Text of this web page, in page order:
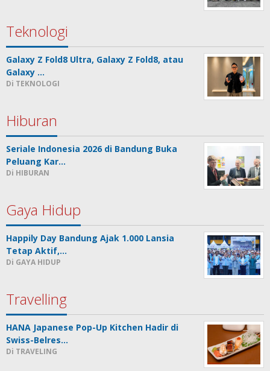
Teknologi
Galaxy Z Fold8 Ultra, Galaxy Z Fold8, atau
Galaxy …
Di TEKNOLOGI
Hiburan
Seriale Indonesia 2026 di Bandung Buka
Peluang Kar…
Di HIBURAN
Gaya Hidup
Happily Day Bandung Ajak 1.000 Lansia
Tetap Aktif,…
Di GAYA HIDUP
Travelling
HANA Japanese Pop-Up Kitchen Hadir di
Swiss-Belres…
Di TRAVELING